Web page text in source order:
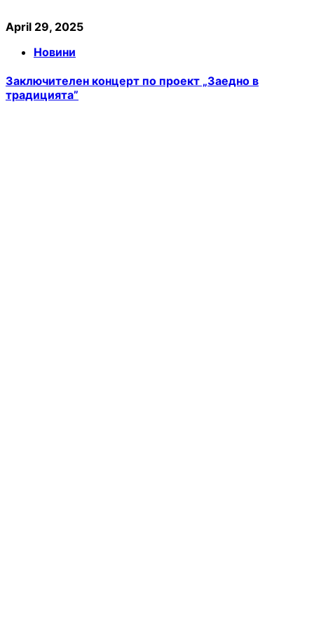
April 29, 2025
Новини
Заключителен концерт по проект „Заедно в
традицията”